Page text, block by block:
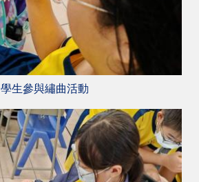
學生參與繡曲活動